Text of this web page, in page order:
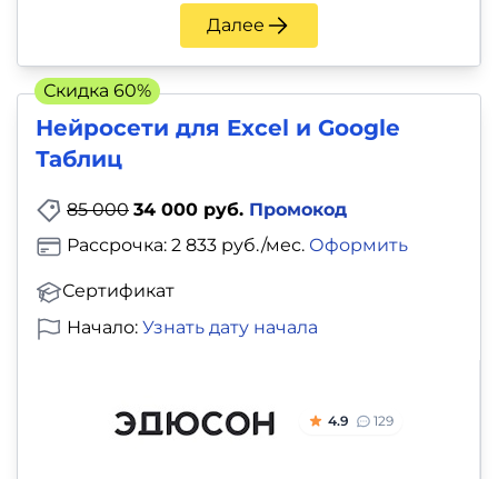
Далее
Нейросети для Excel и Google
Таблиц
85 000 34 000 руб. Промокод
Сертификат
Рассрочка: 2 833 руб./мес. Оформить
Начало: Узнать дату начала
4.9 129
Скидка 60%